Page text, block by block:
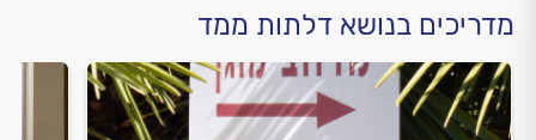
מדריכים בנושא דלתות ממד